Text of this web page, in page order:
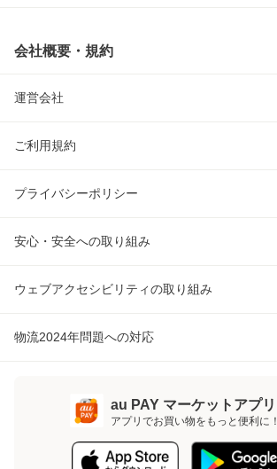
会社概要・規約
運営会社
ご利用規約
プライバシーポリシー
安心・安全への取り組み
ウェブアクセシビリティの取り組み
物流2024年問題への対応
au PAY マーケットアプリ
アプリでお買い物をもっと便利に！